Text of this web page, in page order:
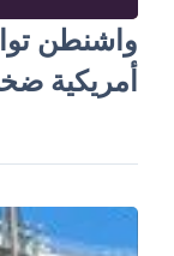
واشنطن
أمريكية